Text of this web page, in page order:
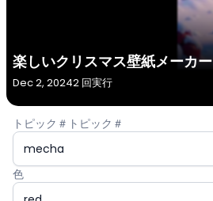
楽しいクリスマス壁紙メーカー
Dec 2, 20242 回実行
トピック＃トピック＃
色